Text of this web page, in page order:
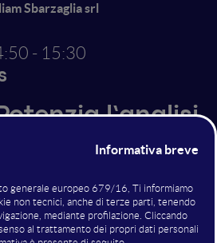
Sbarzaglia srl
- 15:30
l’analisi
insight e
l’intelligenza
il modo in cui analizziamo i